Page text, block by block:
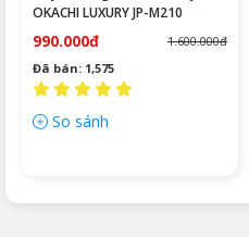
OKACHI LUXURY JP-M210
990.000đ
1.600.000đ
Đã bán: 1,575
So sánh